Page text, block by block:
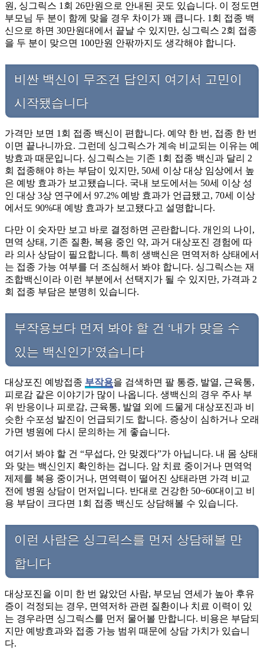
원, 싱그릭스 1회 26만원으로 안내된 곳도 있습니다. 이 정도면
부모님 두 분이 함께 맞을 경우 차이가 꽤 큽니다. 1회 접종 백
신으로 하면 30만원대에서 끝날 수 있지만, 싱그릭스 2회 접종
을 두 분이 맞으면 100만원 안팎까지도 생각해야 합니다.
비싼 백신이 무조건 답인지 여기서 고민이
시작됐습니다
가격만 보면 1회 접종 백신이 편합니다. 예약 한 번, 접종 한 번
이면 끝나니까요. 그런데 싱그릭스가 계속 비교되는 이유는 예
방효과 때문입니다. 싱그릭스는 기존 1회 접종 백신과 달리 2
회 접종해야 하는 부담이 있지만, 50세 이상 대상 임상에서 높
은 예방 효과가 보고됐습니다. 국내 보도에서는 50세 이상 성
인 대상 3상 연구에서 97.2% 예방 효과가 언급됐고, 70세 이상
에서도 90%대 예방 효과가 보고됐다고 설명합니다.
다만 이 숫자만 보고 바로 결정하면 곤란합니다. 개인의 나이,
면역 상태, 기존 질환, 복용 중인 약, 과거 대상포진 경험에 따
라 의사 상담이 필요합니다. 특히 생백신은 면역저하 상태에서
는 접종 가능 여부를 더 조심해서 봐야 합니다. 싱그릭스는 재
조합백신이라 이런 부분에서 선택지가 될 수 있지만, 가격과 2
회 접종 부담은 분명히 있습니다.
부작용보다 먼저 봐야 할 건 ‘내가 맞을 수
있는 백신인가’였습니다
대상포진 예방접종 부작용을 검색하면 팔 통증, 발열, 근육통,
피로감 같은 이야기가 많이 나옵니다. 생백신의 경우 주사 부
위 반응이나 피로감, 근육통, 발열 외에 드물게 대상포진과 비
슷한 수포성 발진이 언급되기도 합니다. 증상이 심하거나 오래
가면 병원에 다시 문의하는 게 좋습니다.
여기서 봐야 할 건 “무섭다, 안 맞겠다”가 아닙니다. 내 몸 상태
와 맞는 백신인지 확인하는 겁니다. 암 치료 중이거나 면역억
제제를 복용 중이거나, 면역력이 떨어진 상태라면 가격 비교
전에 병원 상담이 먼저입니다. 반대로 건강한 50~60대이고 비
용 부담이 크다면 1회 접종 백신도 상담해볼 수 있습니다.
이런 사람은 싱그릭스를 먼저 상담해볼 만
합니다
대상포진을 이미 한 번 앓았던 사람, 부모님 연세가 높아 후유
증이 걱정되는 경우, 면역저하 관련 질환이나 치료 이력이 있
는 경우라면 싱그릭스를 먼저 물어볼 만합니다. 비용은 부담되
지만 예방효과와 접종 가능 범위 때문에 상담 가치가 있습니
다.